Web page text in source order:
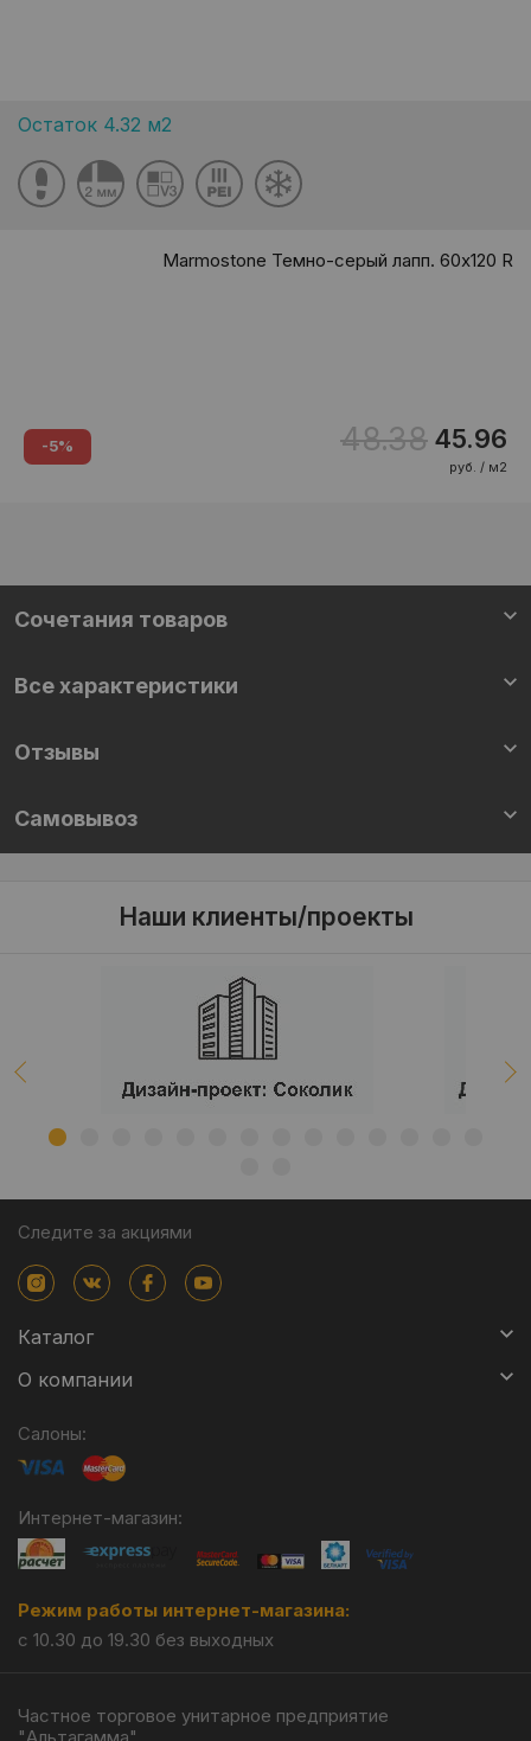
Остаток 4.32 м2
Marmostone Темно-серый лапп. 60x120 R
-5% 48.38 45.96
руб. / м2
Cочетания товаров
Все характеристики
Отзывы
Самовывоз
Наши клиенты/проекты
Следите за акциями
Каталог
О компании
Салоны:
Интернет-магазин:
Режим работы интернет-магазина:
с 10.30 до 19.30 без выходных
Частное торговое унитарное предприятие